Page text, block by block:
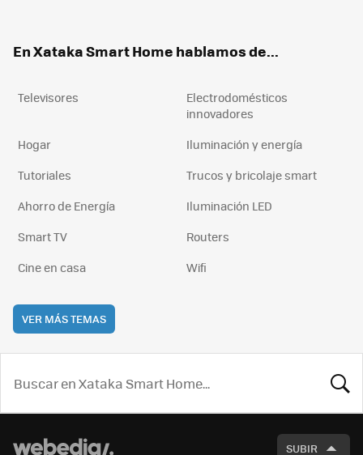
En Xataka Smart Home hablamos de...
Televisores
Electrodomésticos
innovadores
Hogar
Iluminación y energía
Tutoriales
Trucos y bricolaje smart
Ahorro de Energía
Iluminación LED
Smart TV
Routers
Cine en casa
Wifi
VER MÁS TEMAS
SUBIR